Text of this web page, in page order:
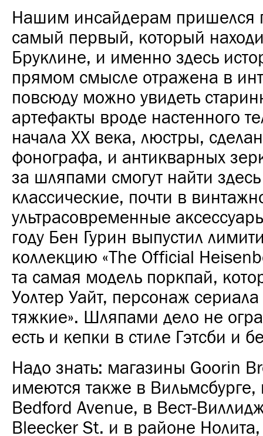
Нашим инсайдерам пришелся
самый первый, который
Бруклине, и именно здесь
прямом смысле отражена в
повсюду можно увидеть
артефакты вроде настенного
начала ХХ века, люстры,
фонографа, и антикварных
за шляпами смогут найти
классические, почти в
ультрасовременные
году Бен Гурин выпустил
коллекцию «The Official
та самая модель поркпай,
Уолтер Уайт, персонаж
тяжкие». Шляпами дело не
есть и кепки в стиле Гэтсби и
Надо знать: магазины Goorin
имеются также в
Bedford Avenue, в Вест-
Bleecker St. и в районе